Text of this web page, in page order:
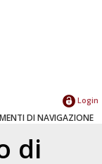
Login
DI NAVIGAZIONE
di